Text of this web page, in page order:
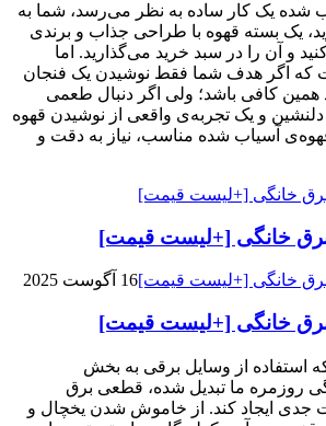
شده یک کار ساده به نظر می‌رسد، شما به
یک بسته قهوه با طراحی جذاب و برندی
و آن را در سبد خرید می‌گذارید. اما
که اگر هدف شما فقط نوشیدن یک فنجان
همین کافی باشد؛ ولی اگر دنبال طعمی
و یک تجربه‌ی واقعی از نوشیدن قهوه
آسیاب شده مناسب، نیاز به دقت و
خانگی [+لیست قیمت]
16 آگوست 2025
خانگی [+لیست قیمت]
استفاده از وسایل برقی به بخش
روزمره ما تبدیل شده، قطعی برق
جدی ایجاد کند. از خاموش شدن یخچال و